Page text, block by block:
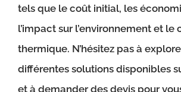
tels que le coût initial, les
l’impact sur l’environnement et le
thermique. N’hésitez pas à
différentes solutions disponibles
et à demander des devis pour